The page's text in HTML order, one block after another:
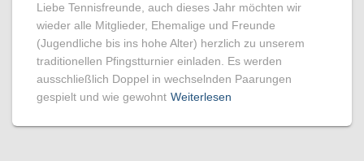
Liebe Tennisfreunde, auch dieses Jahr möchten wir
wieder alle Mitglieder, Ehemalige und Freunde
(Jugendliche bis ins hohe Alter) herzlich zu unserem
traditionellen Pfingstturnier einladen. Es werden
ausschließlich Doppel in wechselnden Paarungen
gespielt und wie gewohnt Weiterlesen